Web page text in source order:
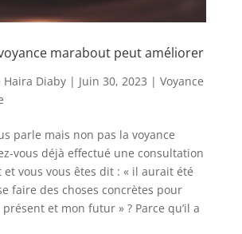
marabout peut améliorer
Haira Diaby| Juin 30, 2023 | Voyance
parle mais non pas la voyance
vous déjà effectué une consultation
et vous vous êtes dit : « il aurait été
faire des choses concrètes pour
et mon futur » ? Parce qu’il a